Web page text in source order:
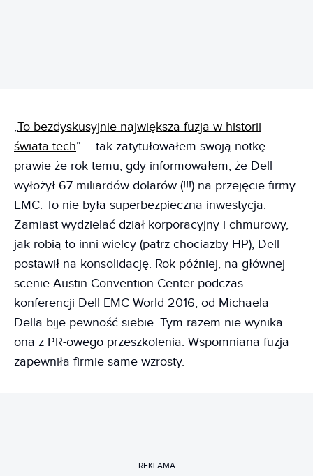
„To bezdyskusyjnie największa fuzja w historii
świata tech” – tak zatytułowałem swoją notkę
prawie że rok temu, gdy informowałem, że Dell
wyłożył 67 miliardów dolarów (!!!) na przejęcie firmy
EMC. To nie była superbezpieczna inwestycja.
Zamiast wydzielać dział korporacyjny i chmurowy,
jak robią to inni wielcy (patrz chociażby HP), Dell
postawił na konsolidację. Rok później, na głównej
scenie Austin Convention Center podczas
konferencji Dell EMC World 2016, od Michaela
Della bije pewność siebie. Tym razem nie wynika
ona z PR-owego przeszkolenia. Wspomniana fuzja
zapewniła firmie same wzrosty.
REKLAMA